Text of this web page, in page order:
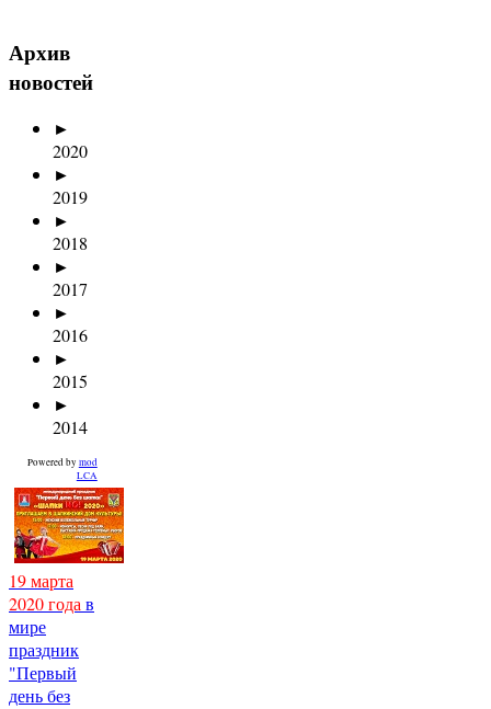
Архив
новостей
►
2020
►
2019
►
2018
►
2017
►
2016
►
2015
►
2014
Powered by mod
LCA
19 марта
2020 годав
мире
праздник
"Первый
день без